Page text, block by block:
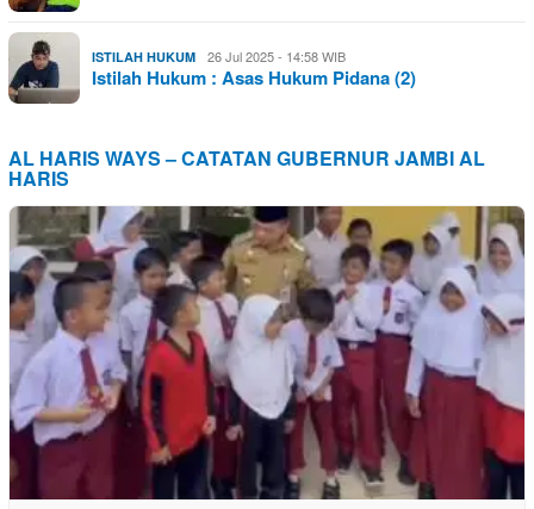
ISTILAH HUKUM 26 Jul 2025 - 14:58 WIB
Istilah Hukum : Asas Hukum Pidana (2)
AL HARIS WAYS – CATATAN GUBERNUR JAMBI AL
HARIS